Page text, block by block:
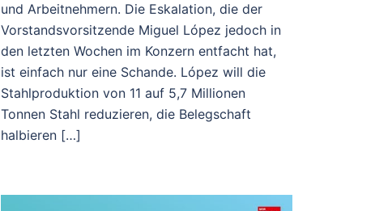
und Arbeitnehmern. Die Eskalation, die der
Vorstandsvorsitzende Miguel López jedoch in
den letzten Wochen im Konzern entfacht hat,
ist einfach nur eine Schande. López will die
Stahlproduktion von 11 auf 5,7 Millionen
Tonnen Stahl reduzieren, die Belegschaft
halbieren […]